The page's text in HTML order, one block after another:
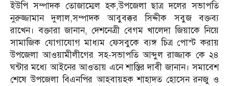
ইউপি সম্পাদক তোজাম্মেল হক,উপজেলা ছাত্র দলের সভাপতি
নুরুজ্জামান দুলাল,সম্পাদক আবুবক্কর সিদ্দীক সবুজ বক্তব্য
রাখেন। বক্তারা জানান, দেশনেত্রী বেগম খালেদা জিয়াকে নিয়ে
সামাজিক যোগাযোগ মাধ্যম ফেসবুকে ব্যঙ্গ চিত্র পোস্ট করায়
উপজেলা আওয়ামীলীগের সহ-সভাপতি আব্দুল রাজ্জাক কে ২৪
ঘন্টার মধ্যে আইনের আওতায় এনে শাস্তির দাবী জানান। সমাবেশ
শেষে উপজেলা বিএনপির আহবায়হক শাহাদত হোসেন রনজু ও